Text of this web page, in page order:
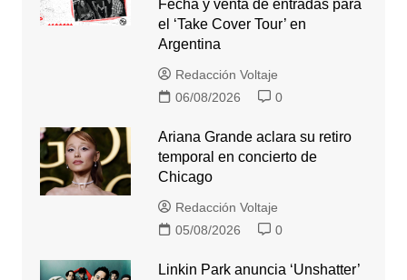
Fecha y venta de entradas para
el ‘Take Cover Tour’ en
Argentina
Redacción Voltaje
06/08/2026
0
Ariana Grande aclara su retiro
temporal en concierto de
Chicago
Redacción Voltaje
05/08/2026
0
Linkin Park anuncia ‘Unshatter’